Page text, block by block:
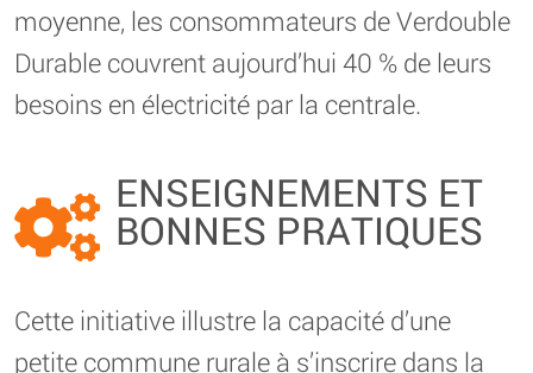
moyenne, les consommateurs de Verdouble
Durable couvrent aujourd’hui 40 % de leurs
besoins en électricité par la centrale.
ENSEIGNEMENTS ET
BONNES PRATIQUES
Cette initiative illustre la capacité d’une
petite commune rurale à s’inscrire dans la